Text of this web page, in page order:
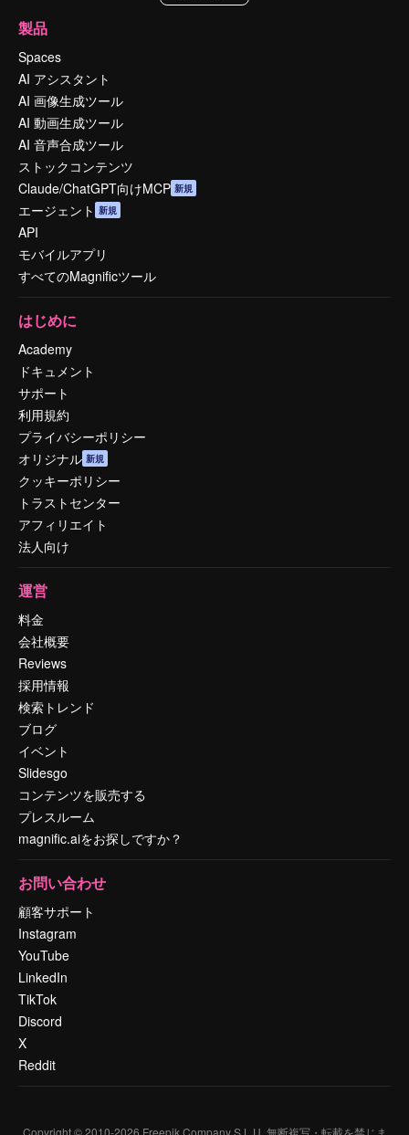
製品
Spaces
AI アシスタント
AI 画像生成ツール
AI 動画生成ツール
AI 音声合成ツール
ストックコンテンツ
Claude/ChatGPT向けMCP 新規
エージェント 新規
API
モバイルアプリ
すべてのMagnificツール
はじめに
Academy
ドキュメント
サポート
利用規約
プライバシーポリシー
オリジナル 新規
クッキーポリシー
トラストセンター
アフィリエイト
法人向け
運営
料金
会社概要
Reviews
採用情報
検索トレンド
ブログ
イベント
Slidesgo
コンテンツを販売する
プレスルーム
magnific.aiをお探しですか？
お問い合わせ
顧客サポート
Instagram
YouTube
LinkedIn
TikTok
Discord
X
Reddit
Copyright © 2010-2026 Freepik Company S.L.U. 無断複写・転載を禁じま